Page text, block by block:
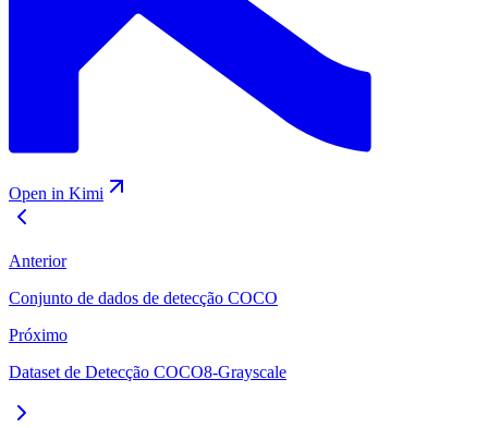
Open in Kimi
Anterior
Conjunto de dados de detecção COCO
Próximo
Dataset de Detecção COCO8-Grayscale